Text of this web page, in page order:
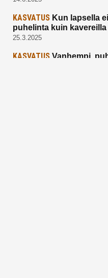
KASVATUS Kun lapsella
puhelinta kuin kavereilla
25.3.2025
KASVATUS Vanhempi,